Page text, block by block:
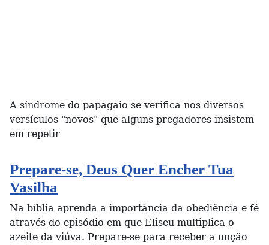
A síndrome do papagaio se verifica nos diversos
versículos "novos" que alguns pregadores insistem
em repetir
Prepare-se, Deus Quer Encher Tua
Vasilha
Na bíblia aprenda a importância da obediência e fé
através do episódio em que Eliseu multiplica o
azeite da viúva. Prepare-se para receber a unção